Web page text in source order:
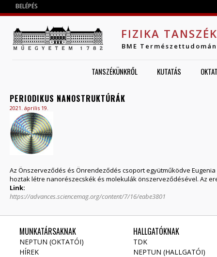
BELÉPÉS
FIZIKA TANSZÉK
BME
TANSZÉKÜNKRŐL KUTATÁS
PERIODIKUS NANOSTRUKTÚRÁK
2021. április 19.
Az Önszerveződés és Önrendeződés csoport együtműködve
hoztak létre nanorészecskék és molekulák önszerveződésével. Az
Link:
https://advances.sciencemag.org/content/7/16/eabe3801
MUNKATÁRSAKNAK
NEPTUN (OKTATÓI)
HÍREK
HALLGATÓKNAK
TDK
NEPTUN (HALLGATÓI)